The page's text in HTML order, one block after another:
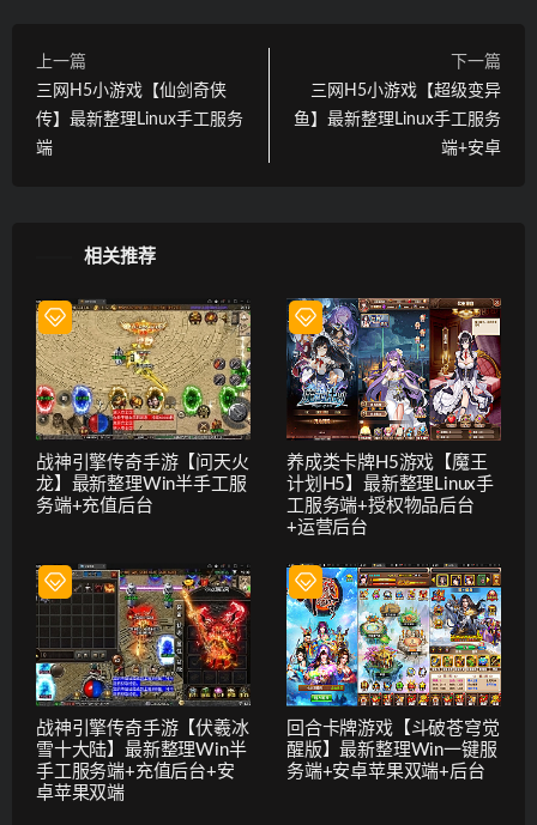
上一篇
三网H5小游戏【仙剑奇侠
传】最新整理Linux手工服务
端
下一篇
三网H5小游戏【超级变异
鱼】最新整理Linux手工服务
端+安卓
相关推荐
战神引擎传奇手游【问天火
龙】最新整理Win半手工服
务端+充值后台
养成类卡牌H5游戏【魔王
计划H5】最新整理Linux手
工服务端+授权物品后台
+运营后台
战神引擎传奇手游【伏羲冰
雪十大陆】最新整理Win半
手工服务端+充值后台+安
卓苹果双端
回合卡牌游戏【斗破苍穹觉
醒版】最新整理Win一键服
务端+安卓苹果双端+后台